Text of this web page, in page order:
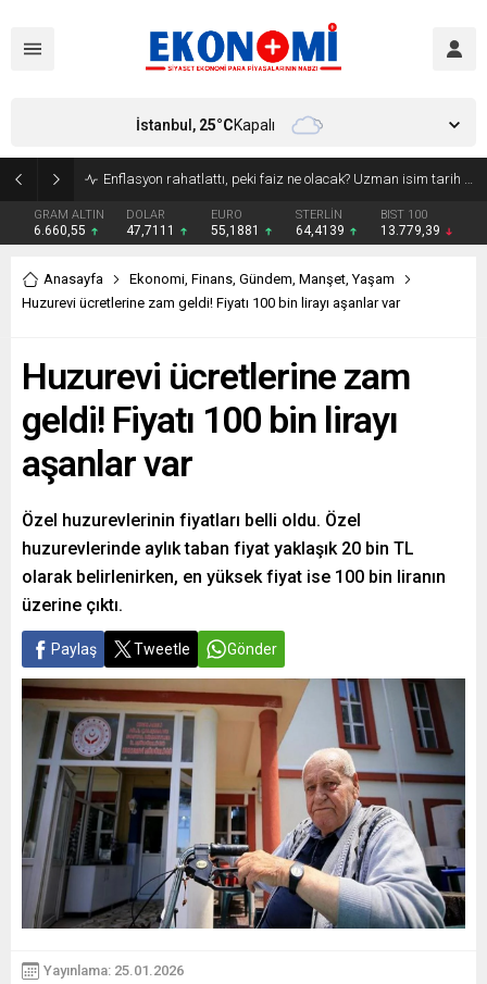
Bakan Kurum: Atık artış hızı yarı yarıya inmeli
GRAM ALTIN
6.660,55
DOLAR
47,7111
EURO
55,1881
STERLİN
64,4139
BIST 100
13.779,39
İstanbul, 25°CKapalı
Anasayfa Ekonomi, Finans, Gündem, Manşet,Yaşam
Huzurevi ücretlerine zam geldi! Fiyatı 100 bin lirayı aşanlar var
Huzurevi ücretlerine zam
geldi! Fiyatı 100 bin lirayı
aşanlar var
Özel huzurevlerinin fiyatları belli oldu. Özel
huzurevlerinde aylık taban fiyat yaklaşık 20 bin TL
olarak belirlenirken, en yüksek fiyat ise 100 bin liranın
üzerine çıktı.
Paylaş Tweetle Gönder
Yayınlama: 25.01.2026